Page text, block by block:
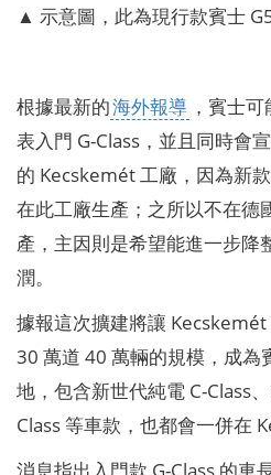
▲ 示意圖，此為現行款賓士
根據最新的海外報導 ，賓士
表入門 G-Class，並且同時會
的 Kecskemét 工廠，因為新
在此工廠生產；之所以不在德
產，主因則是希望能進一步降
潤。
據報這次擴建將讓
30 萬道 40 萬輛的規模，成為
地，包含新世代純電 C-Class
Class 等車款，也都會一併在